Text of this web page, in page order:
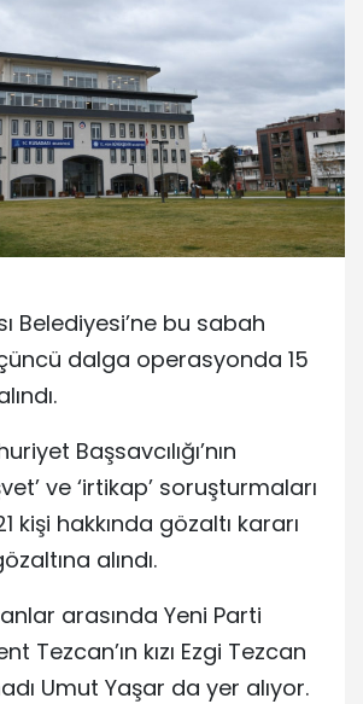
Belediyesi’ne bu sabah
dalga operasyonda 15
Başsavcılığı’nın
ve ‘irtikap’ soruşturmaları
kişi hakkında gözaltı kararı
alındı.
arasında Yeni Parti
Tezcan’ın kızı Ezgi Tezcan
Umut Yaşar da yer alıyor.